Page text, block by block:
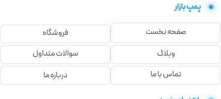
پمپ بازار
صفحه نخست
فروشگاه
وبلاگ
سوالات متداول
تماس با ما
درباره ما